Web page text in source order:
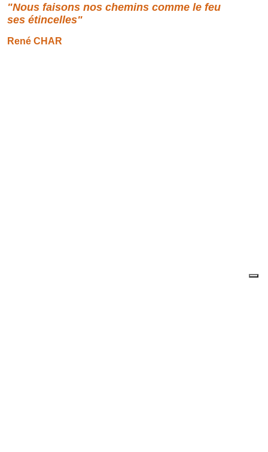
"Nous faisons nos chemins comme le feu
ses étincelles"
René CHAR